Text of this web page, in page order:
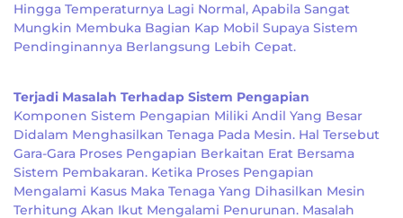
Hingga Temperaturnya Lagi Normal, Apabila Sangat
Mungkin Membuka Bagian Kap Mobil Supaya Sistem
Pendinginannya Berlangsung Lebih Cepat.
Terjadi Masalah Terhadap Sistem Pengapian
Komponen Sistem Pengapian Miliki Andil Yang Besar
Didalam Menghasilkan Tenaga Pada Mesin. Hal Tersebut
Gara-Gara Proses Pengapian Berkaitan Erat Bersama
Sistem Pembakaran. Ketika Proses Pengapian
Mengalami Kasus Maka Tenaga Yang Dihasilkan Mesin
Terhitung Akan Ikut Mengalami Penurunan. Masalah